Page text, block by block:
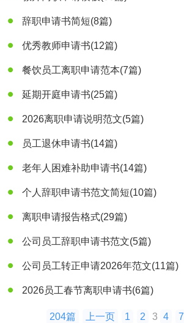
辞职申请书简短(8篇)
优秀教师申请书(12篇)
餐饮员工离职申请范本(7篇)
延期开庭申请书(25篇)
2026离职申请说明范文(5篇)
员工退休申请书(14篇)
老年人困难补助申请书(14篇)
个人辞职申请书范文简短(10篇)
离职申请报告格式(29篇)
公司员工辞职申请书范文(5篇)
公司员工转正申请2026年范文(11篇)
2026员工春节离职申请书(6篇)
204篇 上一页 1 2 3 4 7